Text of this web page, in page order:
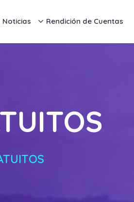
Noticias Rendición de Cuentas